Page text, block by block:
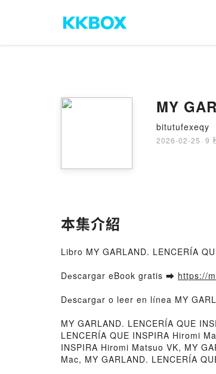
MY
bitutufexeqy
2026-02-25 · 9
本集介紹
Libro MY GARLAND. LENCERÍA
Dеscargar eBook gratis ➡ https://
Dеscаrgаr o leer en línea MY
MY GARLAND. LENCERÍA QUE
LENCERÍA QUE INSPIRA Hiromi
INSPIRA Hiromi Matsuo VK, MY
Mac, MY GARLAND. LENCERÍA